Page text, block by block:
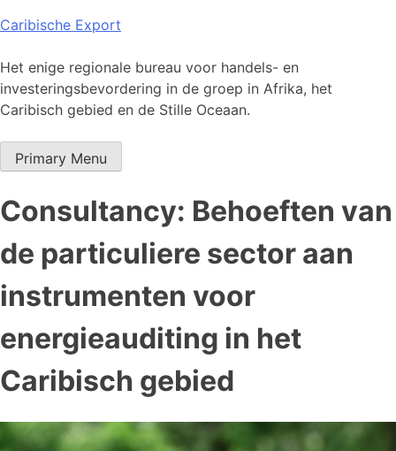
Skip
content
Caribische Export
Het enige regionale bureau voor handels- en
investeringsbevordering in de groep in Afrika, het
Caribisch gebied en de Stille Oceaan.
Primary Menu
Consultancy: Behoeften van
de particuliere sector aan
instrumenten voor
energieauditing in het
Caribisch gebied